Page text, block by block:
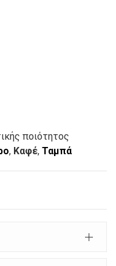
ποιότητος
, Καφέ, Ταμπά